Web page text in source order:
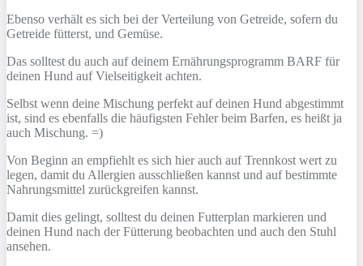
Ebenso verhält es sich bei der Verteilung von Getreide, sofern du
Getreide fütterst, und Gemüse.
Das solltest du auch auf deinem Ernährungsprogramm BARF für
deinen Hund auf Vielseitigkeit achten.
Selbst wenn deine Mischung perfekt auf deinen Hund abgestimmt
ist, sind es ebenfalls die häufigsten Fehler beim Barfen, es heißt ja
auch Mischung. =)
Von Beginn an empfiehlt es sich hier auch auf Trennkost wert zu
legen, damit du Allergien ausschließen kannst und auf bestimmte
Nahrungsmittel zurückgreifen kannst.
Damit dies gelingt, solltest du deinen Futterplan markieren und
deinen Hund nach der Fütterung beobachten und auch den Stuhl
ansehen.